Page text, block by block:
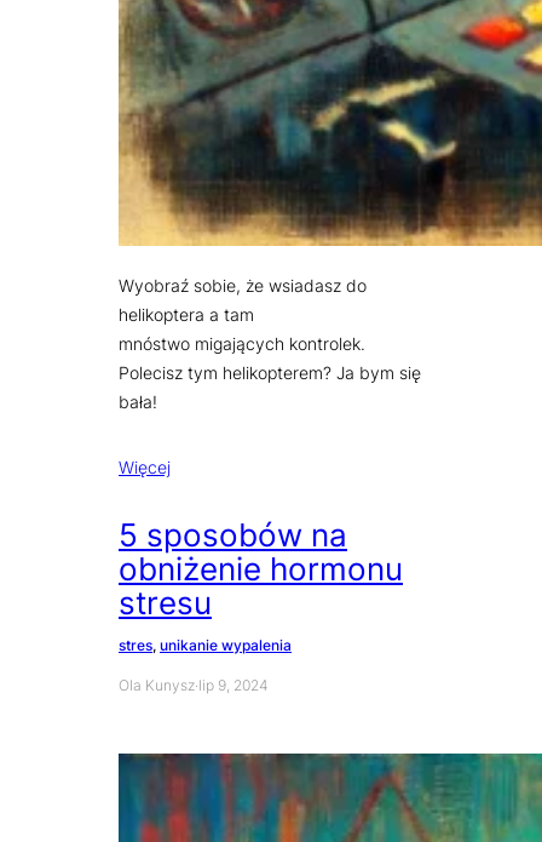
Wyobraź sobie, że wsiadasz do
helikoptera a tam
mnóstwo migających kontrolek.
Polecisz tym helikopterem? Ja bym się
bała!
Więcej
5 sposobów na
obniżenie hormonu
stresu
stres, unikanie wypalenia
Ola Kunysz·lip 9, 2024